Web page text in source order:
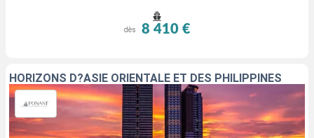
dès 8 410 €
HORIZONS D?ASIE ORIENTALE ET DES PHILIPPINES